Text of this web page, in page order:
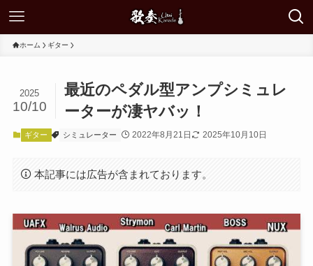
ホーム ギター
最近のペダル型アンプシミュレ
ーターが凄ヤバッ！
2025
10/10
ギター シミュレーター 2022年8月21日 2025年10月10日
本記事には広告が含まれております。